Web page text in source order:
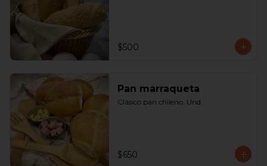
$500
Pan marraqueta
Clásico pan chileno. Und.
$650